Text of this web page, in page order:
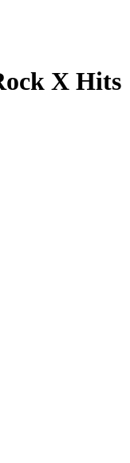
X Hits